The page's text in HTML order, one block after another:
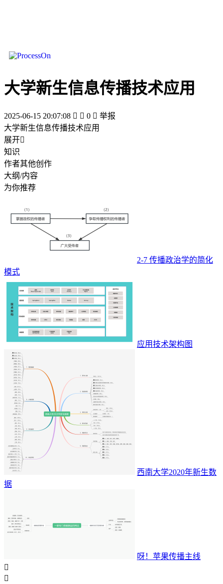
大学新生信息传播技术应用
2025-06-15 20:07:08   0  举报
大学新生信息传播技术应用
展开
知识
作者其他创作
大纲/内容
为你推荐
2-7 传播政治学的简化
模式
应用技术架构图
西南大学2020年新生数
据
呀！苹果传播主线

